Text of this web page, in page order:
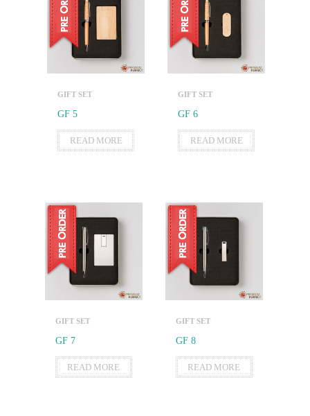
GIFT SET
GF 5
READ MORE
GIFT SET
GF 6
READ MORE
GIFT SET
GF 7
READ MORE
GIFT SET
GF 8
READ MORE